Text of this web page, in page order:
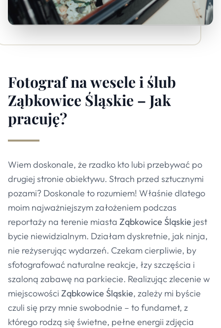
Fotograf na wesele i ślub
Ząbkowice Śląskie – Jak
pracuję?
Wiem doskonale, że rzadko kto lubi przebywać po
drugiej stronie obiektywu. Strach przed sztucznymi
pozami? Doskonale to rozumiem! Właśnie dlatego
moim najważniejszym założeniem podczas
reportaży na terenie miasta Ząbkowice Śląskie jest
bycie niewidzialnym. Działam dyskretnie, jak ninja,
nie reżyserując wydarzeń. Czekam cierpliwie, by
sfotografować naturalne reakcje, łzy szczęścia i
szaloną zabawę na parkiecie. Realizując zlecenie w
miejscowości Ząbkowice Śląskie, zależy mi byście
czuli się przy mnie swobodnie – to fundamet, z
którego rodzą się świetne, pełne energii zdjęcia